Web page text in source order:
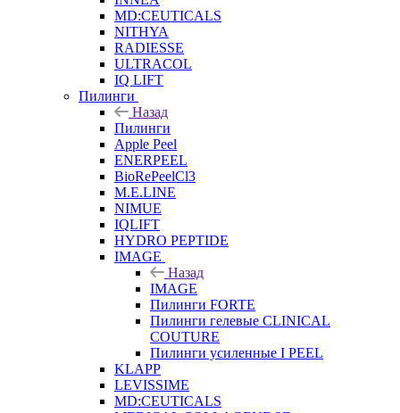
MD:CEUTICALS
NITHYA
RADIESSE
ULTRACOL
IQ LIFT
Пилинги
Назад
Пилинги
Apple Peel
ENERPEEL
BioRePeelCl3
M.E.LINE
NIMUE
IQLIFT
HYDRO PEPTIDE
IMAGE
Назад
IMAGE
Пилинги FORTE
Пилинги гелевые CLINICAL
COUTURE
Пилинги усиленные I PEEL
KLAPP
LEVISSIME
MD:CEUTICALS